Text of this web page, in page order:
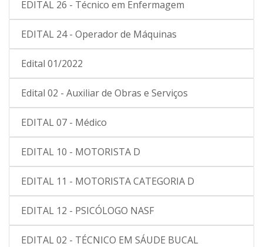
EDITAL 26 - Técnico em Enfermagem
EDITAL 24 - Operador de Máquinas
Edital 01/2022
Edital 02 - Auxiliar de Obras e Serviços
EDITAL 07 - Médico
EDITAL 10 - MOTORISTA D
EDITAL 11 - MOTORISTA CATEGORIA D
EDITAL 12 - PSICÓLOGO NASF
EDITAL 02 - TÉCNICO EM SÁUDE BUCAL